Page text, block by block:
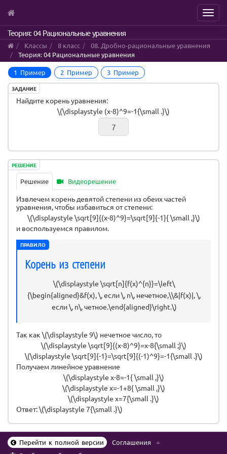
Skip
to
main
content
Menu
Теория: 04 Рациональные уравнения
Классы 8 класс
08. Дробно-рациональные уравнения
Теория: 04 Рациональные уравнения
1 Пример 2 Пример 3 Пример
ЗАДАНИЕ
Найдите корень уравнения:
\(\displaystyle (x-8)^9=-1{\small .}\)
РЕШЕНИЕ
Решение Видеорешение
Извлечем корень девятой степени из обеих частей
уравнения, чтобы избавиться от степени:
\(\displaystyle \sqrt[9]{(x-8)^9}=\sqrt[9]{-1}{ \small ,}\)
и воспользуемся правилом.
ПРАВИЛО
Корень из степени
\(\displaystyle \sqrt[n]{f(x)^{n}}=\left\
{\begin{aligned}&f(x), \, если \, n\, нечетное,\\&|f(x)|, \,
если \, n\, четное.\end{aligned}\right.\)
Так как \(\displaystyle 9\) нечетное число, то
\(\displaystyle \sqrt[9]{(x-8)^9}=x-8{\small ;}\)
\(\displaystyle \sqrt[9]{-1}=\sqrt[9]{(-1)^9}=-1{\small .}\)
Получаем линейное уравнение
\(\displaystyle x-8=-1{ \small ,}\)
\(\displaystyle x=-1+8{ \small ,}\)
\(\displaystyle x=7{\small .}\)
Ответ: \(\displaystyle 7{\small .}\)
Перейти к полной версии
Соглашения